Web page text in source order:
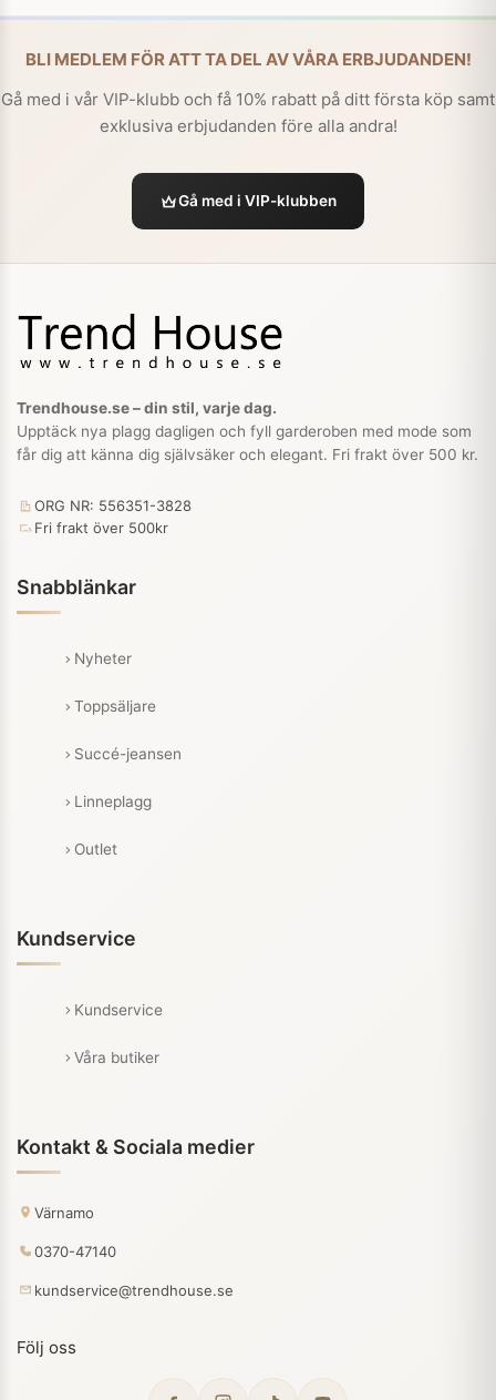
BLI MEDLEM FÖR ATT TA DEL AV VÅRA ERBJUDANDEN!
Gå med i vår VIP-klubb och få 10% rabatt på ditt första köp samt
exklusiva erbjudanden före alla andra!
Gå med i VIP-klubben
Trendhouse.se – din stil, varje dag.
Upptäck nya plagg dagligen och fyll garderoben med mode som
får dig att känna dig självsäker och elegant. Fri frakt över 500 kr.
ORG NR: 556351-3828
Fri frakt över 500kr
Snabblänkar
Nyheter
Toppsäljare
Succé-jeansen
Linneplagg
Outlet
Kundservice
Kundservice
Våra butiker
Kontakt & Sociala medier
Värnamo
0370-47140
kundservice@trendhouse.se
Följ oss